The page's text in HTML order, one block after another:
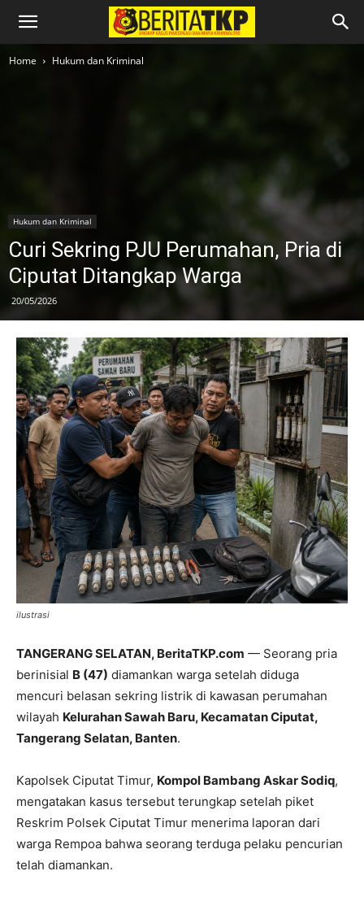
Home Hukum dan Kriminal
Hukum dan Kriminal
Curi Sekring PJU Perumahan, Pria di
Ciputat Ditangkap Warga
20/05/2026
ilustrasi
TANGERANG SELATAN, BeritaTKP.com — Seorang pria
berinisial B (47) diamankan warga setelah diduga
mencuri belasan sekring listrik di kawasan perumahan
wilayah Kelurahan Sawah Baru, Kecamatan Ciputat,
Tangerang Selatan, Banten.
Kapolsek Ciputat Timur, Kompol Bambang Askar Sodiq,
mengatakan kasus tersebut terungkap setelah piket
Reskrim Polsek Ciputat Timur menerima laporan dari
warga Rempoa bahwa seorang terduga pelaku pencurian
telah diamankan.